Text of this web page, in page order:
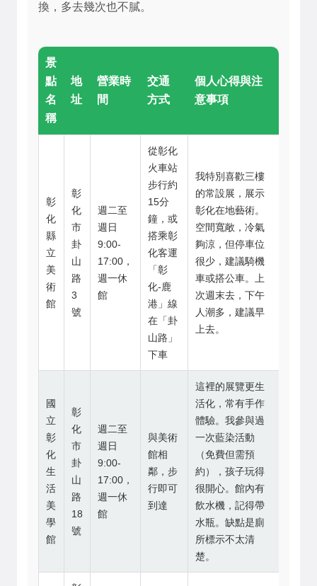
換，多去幾次也不膩。
景
點
名
稱
地
址
營業時
間
交通
方式
個人心得與注
意事項
彰
化
縣
立
美
術
館
彰
化
市
卦
山
路
3
號
週二至
週日
9:00-
17:00，
週一休
館
從彰化
火車站
步行約
15分
鐘，或
搭乘彰
化客運
「彰
化-鹿
港」線
在「卦
山路」
下車
我特別喜歡三樓
的常設展，展示
彰化在地藝術。
空間寬敞，冷氣
夠涼，但停車位
很少，建議騎機
車或搭公車。上
次週末去，下午
人潮多，建議早
上去。
國
立
彰
化
生
活
美
學
館
彰
化
市
卦
山
路
18
號
週二至
週日
9:00-
17:00，
週一休
館
與美術
館相
鄰，步
行即可
到達
這裡的展覽更生
活化，常有手作
體驗。我參與過
一次藍染活動
（免費但需預
約），孩子玩得
很開心。館內有
飲水機，記得帶
水瓶。缺點是廁
所標示不太清
楚。